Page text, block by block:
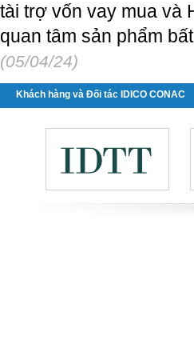
tài trợ vốn vay mua và
quan tâm sản phẩm
(05/04/24)
Khách hàng và Đối tác IDICO CONAC